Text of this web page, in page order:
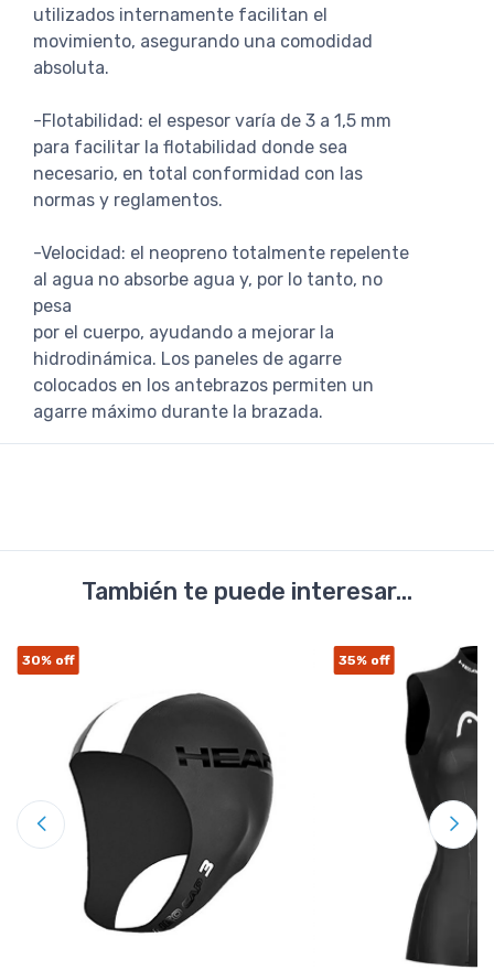
utilizados internamente facilitan el
movimiento, asegurando una comodidad
absoluta.
-Flotabilidad: el espesor varía de 3 a 1,5 mm
para facilitar la flotabilidad donde sea
necesario, en total conformidad con las
normas y reglamentos.
-Velocidad: el neopreno totalmente repelente
al agua no absorbe agua y, por lo tanto, no
pesa
por el cuerpo, ayudando a mejorar la
hidrodinámica. Los paneles de agarre
colocados en los antebrazos permiten un
agarre máximo durante la brazada.
También te puede interesar...
30% off 35% off